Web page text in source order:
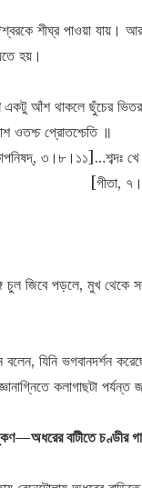
শীঘ্র পাওয়া যায়।
হয়।
একটু আঁশ থাকলে ছুঁচের ভিতর
ওতশ্চ প্রোতশ্চেতি ॥
চুল জিবে পড়লে, মুখ থেকে
যিনি ভগবানদর্শন
কলাগাছটা পর্যন্ত
বাটীতে চণ্ডীর